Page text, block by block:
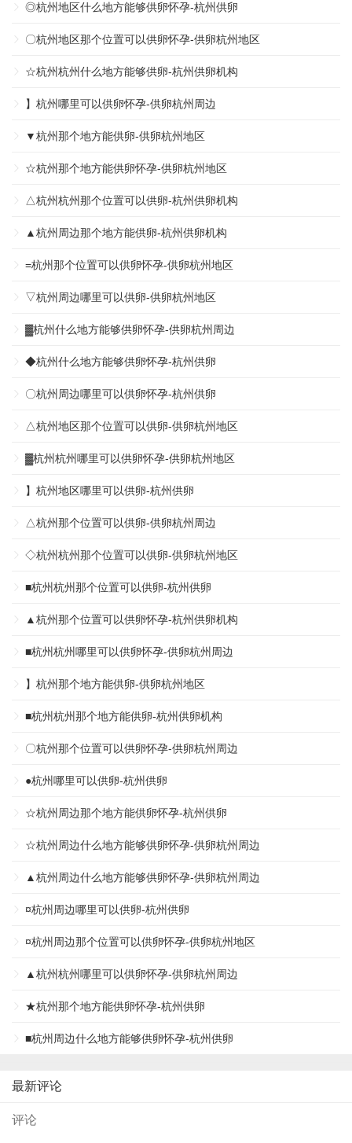
◎杭州地区什么地方能够供卵怀孕-杭州供卵
〇杭州地区那个位置可以供卵怀孕-供卵杭州地区
☆杭州杭州什么地方能够供卵-杭州供卵机构
】杭州哪里可以供卵怀孕-供卵杭州周边
▼杭州那个地方能供卵-供卵杭州地区
☆杭州那个地方能供卵怀孕-供卵杭州地区
△杭州杭州那个位置可以供卵-杭州供卵机构
▲杭州周边那个地方能供卵-杭州供卵机构
=杭州那个位置可以供卵怀孕-供卵杭州地区
▽杭州周边哪里可以供卵-供卵杭州地区
▓杭州什么地方能够供卵怀孕-供卵杭州周边
◆杭州什么地方能够供卵怀孕-杭州供卵
〇杭州周边哪里可以供卵怀孕-杭州供卵
△杭州地区那个位置可以供卵-供卵杭州地区
▓杭州杭州哪里可以供卵怀孕-供卵杭州地区
】杭州地区哪里可以供卵-杭州供卵
△杭州那个位置可以供卵-供卵杭州周边
◇杭州杭州那个位置可以供卵-供卵杭州地区
■杭州杭州那个位置可以供卵-杭州供卵
▲杭州那个位置可以供卵怀孕-杭州供卵机构
■杭州杭州哪里可以供卵怀孕-供卵杭州周边
】杭州那个地方能供卵-供卵杭州地区
■杭州杭州那个地方能供卵-杭州供卵机构
〇杭州那个位置可以供卵怀孕-供卵杭州周边
●杭州哪里可以供卵-杭州供卵
☆杭州周边那个地方能供卵怀孕-杭州供卵
☆杭州周边什么地方能够供卵怀孕-供卵杭州周边
▲杭州周边什么地方能够供卵怀孕-供卵杭州周边
¤杭州周边哪里可以供卵-杭州供卵
¤杭州周边那个位置可以供卵怀孕-供卵杭州地区
▲杭州杭州哪里可以供卵怀孕-供卵杭州周边
★杭州那个地方能供卵怀孕-杭州供卵
■杭州周边什么地方能够供卵怀孕-杭州供卵
最新评论